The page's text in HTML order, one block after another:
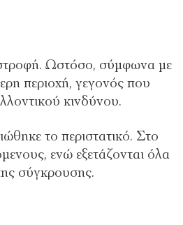
Ωστόσο, σύμφωνα με
περιοχή, γεγονός που
κινδύνου.
το περιστατικό. Στο
ενώ εξετάζονται όλα
σύγκρουσης.